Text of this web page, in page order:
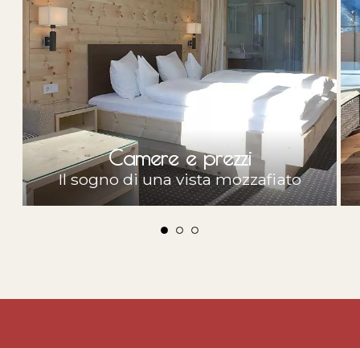
Camere e prezzi
Il sogno di una vista mozzafiato